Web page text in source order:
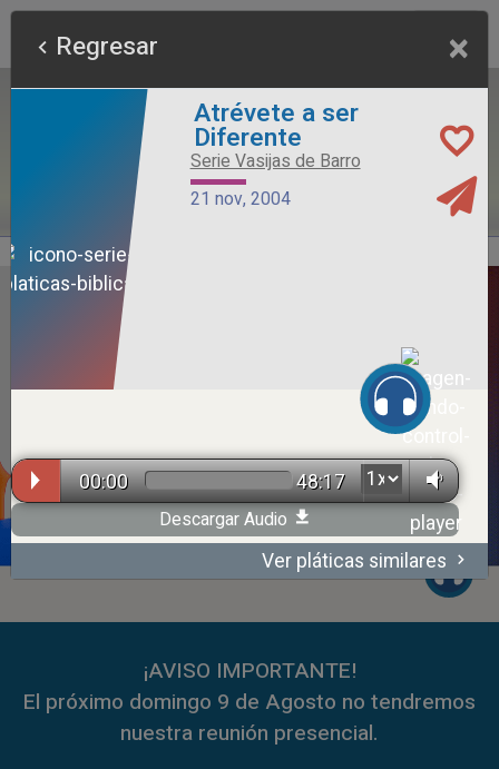
59:35
¡AVISO IMPORTANTE!
El próximo domingo 9 de Agosto no tendremos
nuestra reunión presencial.
Regresar ×
Atrévete a ser
Diferente
Serie Vasijas de Barro
21 nov, 2004
00:00 48:17
Descargar Audio
Ver pláticas similares